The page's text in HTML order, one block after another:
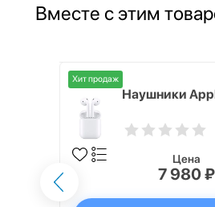
Вместе с этим
Хит продаж
Наушники
Цена
7 980 ₽